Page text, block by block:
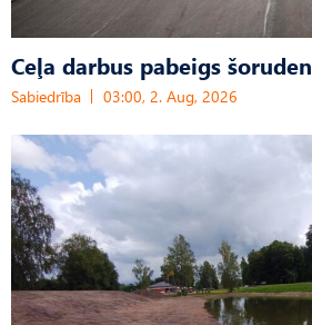
Ceļa darbus pabeigs šoruden
Sabiedrība 03:00, 2. Aug, 2026